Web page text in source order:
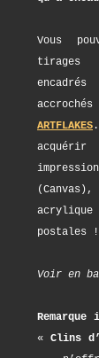
Vous
tirages
ARTFLAKES
postales !
Voir en
Remarque
« Clins